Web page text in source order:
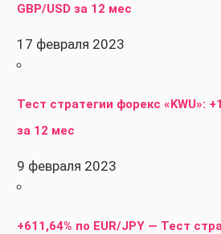
GBP/USD за 12 мес
17 февраля 2023
Тест стратегии форекс «KWU»:
за 12 мес
9 февраля 2023
+611,64% по EUR/JPY — Тест